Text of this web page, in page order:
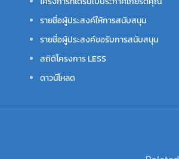
รายชื่อผู้ประสงค์ให้การสนับสนุน
รายชื่อผู้ประสงค์ขอรับการสนับสนุน
สถิติโครงการ LESS
ดาวน์โหลด